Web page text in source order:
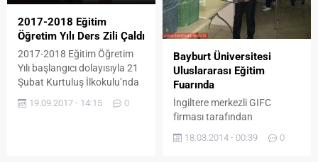
2017-2018 Eğitim
Öğretim Yılı Ders Zili Çaldı
2017-2018 Eğitim Öğretim
Yılı başlangıcı dolayısıyla 21
Şubat Kurtuluş İlkokulu’nda
Haftası kutlama törenine,
19.09.2017 - 14:15 0
Bayburt Üniversitesi
Uluslararası Eğitim
Fuarında
İngiltere merkezli GIFC
firması tarafından
Pakistan’ın Karaçi, Lahor ve
İslamabad şehirlerinde
18.03.2014 - 00:39 0